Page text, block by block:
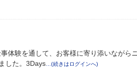
体験を通して、お客様に寄り添いながら
した。3Days